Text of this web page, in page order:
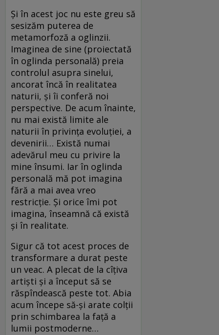
Și în acest joc nu este greu să
sesizăm puterea de
metamorfoză a oglinzii.
Imaginea de sine (proiectată
în oglinda personală) preia
controlul asupra sinelui,
ancorat încă în realitatea
naturii, și îi conferă noi
perspective. De acum înainte,
nu mai există limite ale
naturii în privința evoluției, a
devenirii… Există numai
adevărul meu cu privire la
mine însumi. Iar în oglinda
personală mă pot imagina
fără a mai avea vreo
restricție. Și orice îmi pot
imagina, înseamnă că există
și în realitate.
Sigur că tot acest proces de
transformare a durat peste
un veac. A plecat de la cîțiva
artiști și a început să se
răspîndească peste tot. Abia
acum începe să-și arate colții
prin schimbarea la față a
lumii postmoderne…